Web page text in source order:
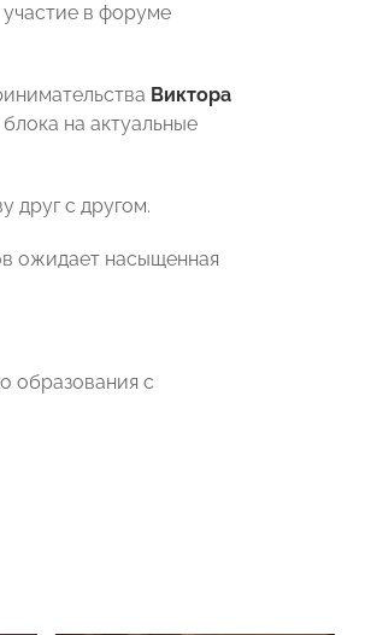
участие в форуме
Виктора
на актуальные
друг с другом.
ожидает насыщенная
образования с